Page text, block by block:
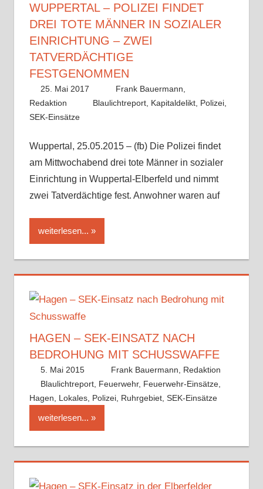
WUPPERTAL – POLIZEI FINDET
DREI TOTE MÄNNER IN SOZIALER
EINRICHTUNG – ZWEI
TATVERDÄCHTIGE
FESTGENOMMEN
25. Mai 2017
Frank Bauermann,
Redaktion
Blaulichtreport Kapitaldelikt Polizei
SEK-Einsätze
Wuppertal, 25.05.2015 – (fb) Die Polizei findet
am Mittwochabend drei tote Männer in sozialer
Einrichtung in Wuppertal-Elberfeld und nimmt
zwei Tatverdächtige fest. Anwohner waren auf
weiterlesen...
HAGEN – SEK-EINSATZ NACH
BEDROHUNG MIT SCHUSSWAFFE
5. Mai 2015
Frank Bauermann, Redaktion
Blaulichtreport Feuerwehr, Feuerwehr-Einsätze
Hagen
Lokales, Polizei, Ruhrgebiet, SEK-Einsätze
weiterlesen...